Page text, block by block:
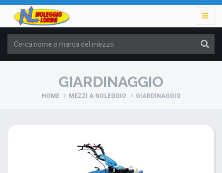
GIARDINAGGIO
HOME MEZZI A NOLEGGIO GIARDINAGGIO